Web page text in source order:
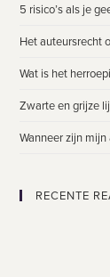
5 risico’s als je
Het auteursrecht
Wat is het
Zwarte en grijze
Wanneer zijn
RECENTE